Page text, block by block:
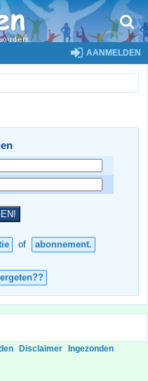
AANMELDEN
of abonnement.
Disclaimer Ingezonden